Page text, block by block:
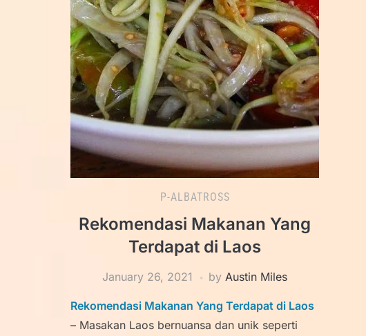
P-ALBATROSS
Rekomendasi Makanan Yang
Terdapat di Laos
January 26, 2021 by Austin Miles
Rekomendasi Makanan Yang Terdapat di Laos
– Masakan Laos bernuansa dan unik seperti